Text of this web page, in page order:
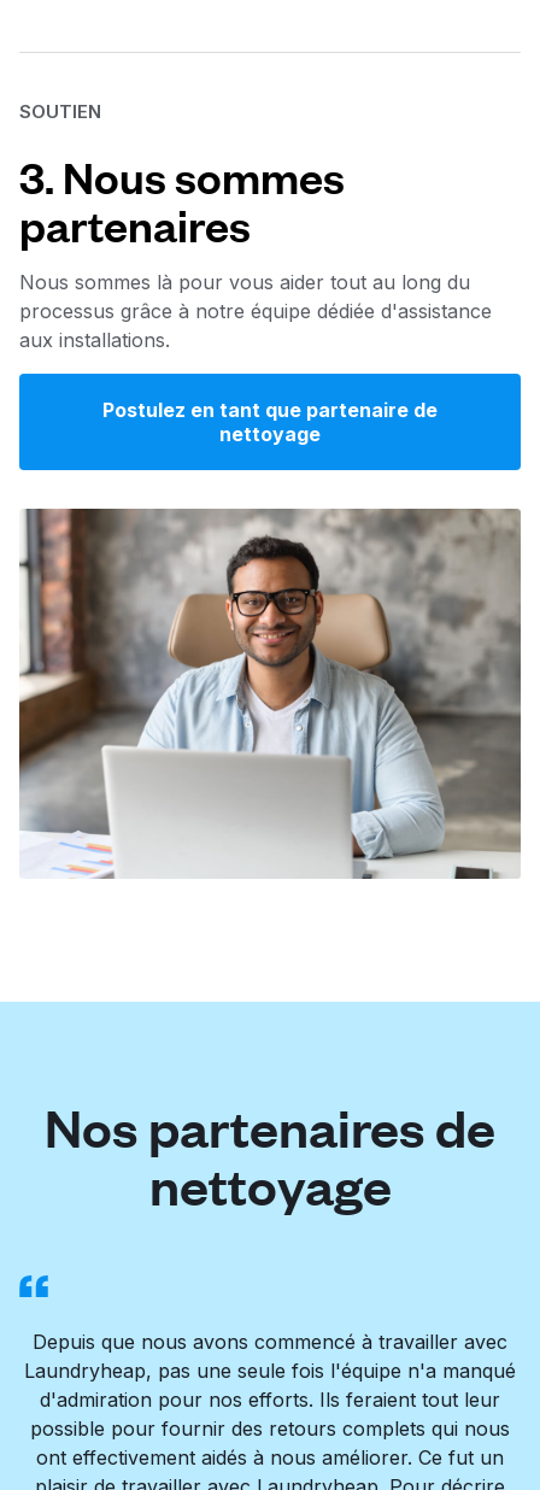
SOUTIEN
3. Nous sommes
partenaires
Nous sommes là pour vous aider tout au long du
processus grâce à notre équipe dédiée d'assistance
aux installations.
Postulez en tant que partenaire de
nettoyage
Nos partenaires de
nettoyage
Depuis que nous avons commencé à travailler avec
Laundryheap, pas une seule fois l'équipe n'a manqué
d'admiration pour nos efforts. Ils feraient tout leur
possible pour fournir des retours complets qui nous
ont effectivement aidés à nous améliorer. Ce fut un